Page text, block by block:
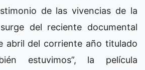
de las vivencias de la
del reciente documental
abril del corriente año titulado
estuvimos”, la película